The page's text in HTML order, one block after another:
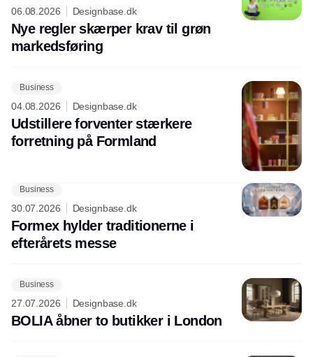
06.08.2026 Designbase.dk
Nye regler skærper krav til grøn
markedsføring
Business
04.08.2026 Designbase.dk
Udstillere forventer stærkere
forretning på Formland
Business
30.07.2026 Designbase.dk
Formex hylder traditionerne i
efterårets messe
Business
27.07.2026 Designbase.dk
BOLIA åbner to butikker i London